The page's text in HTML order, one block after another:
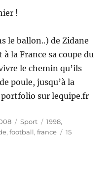
!
le ballon..) de Zidane
la France sa coupe du
le chemin qu’ils
poule, jusqu’à la
sur lequipe.fr
Catégories
Sport Étiquettes
1998,
,football,france
15